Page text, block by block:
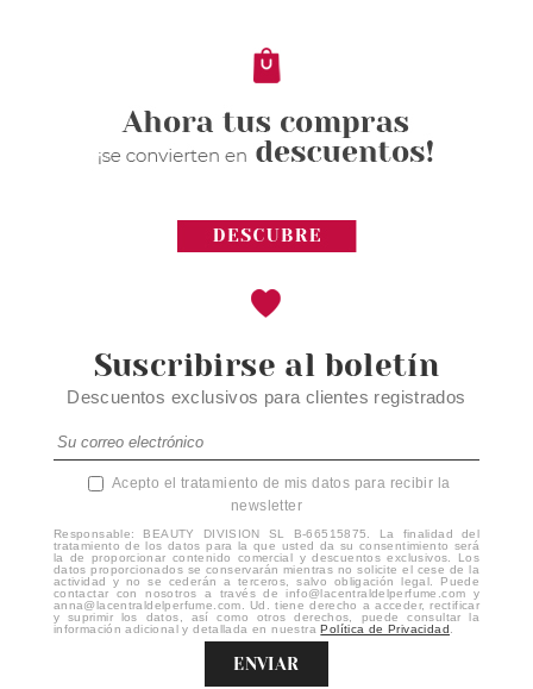
Suscribirse al boletín
Descuentos exclusivos para clientes registrados
Acepto el tratamiento de mis datos para recibir la
newsletter
Responsable: BEAUTY DIVISION SL B-66515875. La finalidad del
tratamiento de los datos para la que usted da su consentimiento será
la de proporcionar contenido comercial y descuentos exclusivos. Los
datos proporcionados se conservarán mientras no solicite el cese de la
actividad y no se cederán a terceros, salvo obligación legal. Puede
contactar con nosotros a través de info@lacentraldelperfume.com y
anna@lacentraldelperfume.com. Ud. tiene derecho a acceder, rectificar
y suprimir los datos, así como otros derechos, puede consultar la
información adicional y detallada en nuestraPolítica de Privacidad
ENVIAR